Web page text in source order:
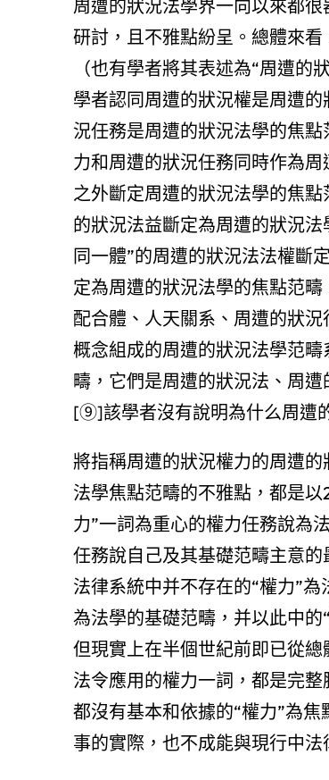
周遭的狀況法學界一向以來都
研討，且不雅點紛呈。總體來
（也有學者將其表述為“周遭的
學者認同周遭的狀況權是周遭
況任務是周遭的狀況法學的焦
力和周遭的狀況任務同時作為
之外斷定周遭的狀況法學的焦
的狀況法益斷定為周遭的狀況
同一體”的周遭的狀況法法權斷
定為周遭的狀況法學的焦點范
配合體、人天關系、周遭的狀
概念組成的周遭的狀況法學范
疇，它們是周遭的狀況法、周
[⑨]該學者沒有說明為什么周遭
將指稱周遭的狀況權力的周遭
法學焦點范疇的不雅點，都是
力”一詞為重心的權力任務說為
任務說自己及其基礎范疇主意
法律系統中并不存在的“權力”
為法學的基礎范疇，并以此中
但現實上在半個世紀前即已從
法令應用的權力一詞，都是完
都沒有基本和依據的“權力”為
事的實際，也不成能與現行中